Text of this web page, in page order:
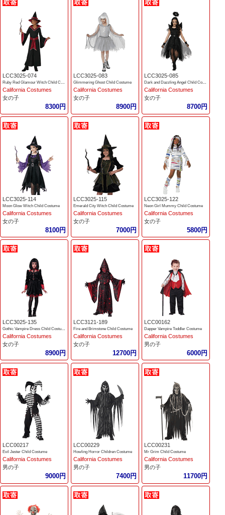
LCC3025-074
Ruby Red Glamour Witch Child Costume
California Costumes
女の子
8300円
LCC3025-083
Glimmering Ghost Child Costume
California Costumes
女の子
8900円
LCC3025-085
Dark and Dazzling Angel Child Costume
California Costumes
女の子
8700円
LCC3025-114
Moon Glow Witch Child Costume
California Costumes
女の子
8100円
LCC3025-115
Emerald City Witch Child Costume
California Costumes
女の子
7000円
LCC3025-122
Neon Girl Mummy Child Costume
California Costumes
女の子
5800円
LCC3025-135
Gothic Vampire Dress Child Costume
California Costumes
女の子
8900円
LCC3121-189
Fire and Brimstone Child Costume
California Costumes
女の子
12700円
LCC00162
Dapper Vampire Toddler Costume
California Costumes
男の子
6000円
LCC00217
Evil Jester Child Costume
California Costumes
男の子
9000円
LCC00229
Howling Horror Children Costume
California Costumes
男の子
7400円
LCC00231
Mr Grim Child Costume
California Costumes
男の子
11700円